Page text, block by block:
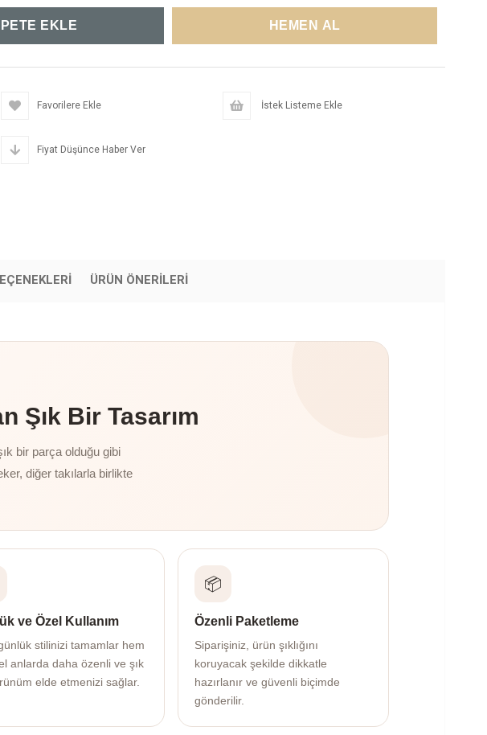
Favorilere Ekle İstek Listeme Ekle
Fiyat Düşünce Haber Ver
ÜRÜN ÖNERILERI
Şık Bir Tasarım
bir parça olduğu gibi
diğer takılarla birlikte
ve Özel Kullanım
stilinizi tamamlar hem
anlarda daha özenli ve şık
elde etmenizi sağlar.
📦
Özenli Paketleme
Siparişiniz, ürün şıklığını
koruyacak şekilde dikkatle
hazırlanır ve güvenli biçimde
gönderilir.